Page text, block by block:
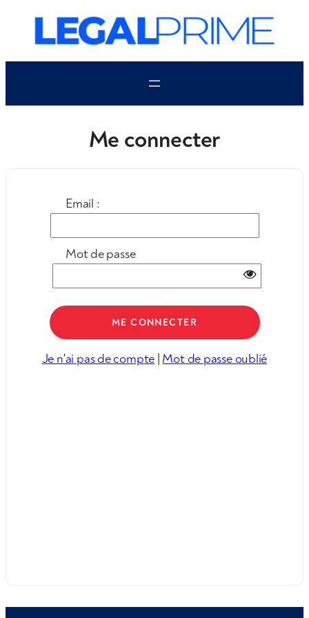
contenu
Me connecter
Email :
Mot de passe
Je n'ai pas de compte | Mot de passe oublié